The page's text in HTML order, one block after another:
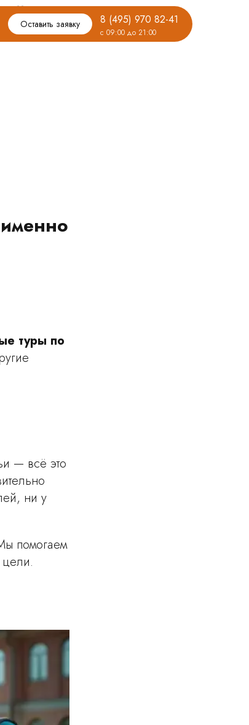
8 (495) 970 82-41
с 09:00 до 21:00
Оставить заявку
туры по
— всё это
ни у
помогаем